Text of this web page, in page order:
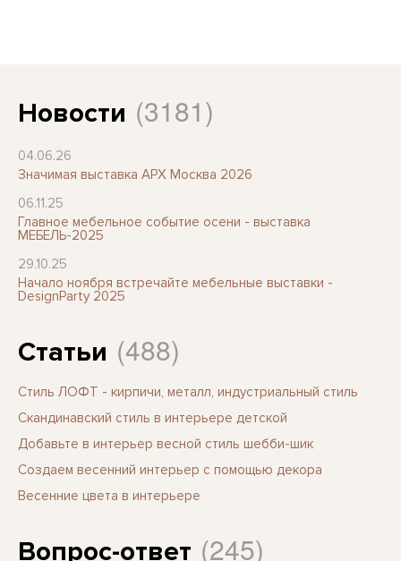
Новости (3181)
04.06.26
Значимая выставка АРХ Москва 2026
06.11.25
Главное мебельное событие осени - выставка
МЕБЕЛЬ-2025
29.10.25
Начало ноября встречайте мебельные выставки -
DesignParty 2025
Статьи (488)
Стиль ЛОФТ - кирпичи, металл, индустриальный стиль
Скандинавский стиль в интерьере детской
Добавьте в интерьер весной стиль шебби-шик
Создаем весенний интерьер с помощью декора
Весенние цвета в интерьере
Вопрос-ответ (245)